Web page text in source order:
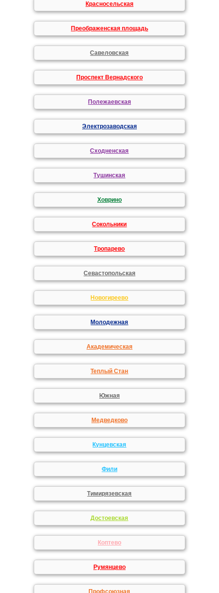
Красносельская
Преображенская площадь
Савеловская
Проспект Вернадского
Полежаевская
Электрозаводская
Сходненская
Тушинская
Ховрино
Сокольники
Тропарево
Севастопольская
Новогиреево
Молодежная
Академическая
Теплый Стан
Южная
Медведково
Кунцевская
Фили
Тимирязевская
Достоевская
Коптево
Румянцево
Профсоюзная